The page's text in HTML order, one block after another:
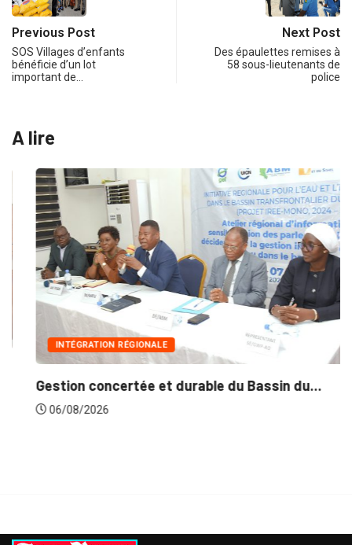
Previous Post
SOS Villages d’enfants
bénéficie d’un lot
important de…
Next Post
Des épaulettes remises à
58 sous-lieutenants de
police
A lire
INTÉGRATION RÉGIONALE
Gestion concertée et durable du Bassin du...
06/08/2026